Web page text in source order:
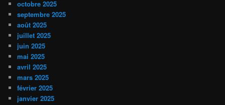
octobre 2025
septembre 2025
août 2025
juillet 2025
juin 2025
mai 2025
avril 2025
mars 2025
février 2025
janvier 2025